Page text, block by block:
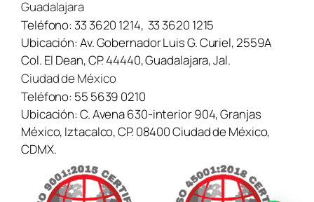
Guadalajara
Teléfono:33 3620 1214, 33 3620 1215
Ubicación:Av. Gobernador Luis G. Curiel, 2559A
Col. El Dean, CP. 44440, Guadalajara, Jal.
Ciudad de México
Teléfono: 55 5639 0210
Ubicación:C. Avena 630-interior 904, Granjas
México, Iztacalco, CP. 08400 Ciudad de México,
CDMX.